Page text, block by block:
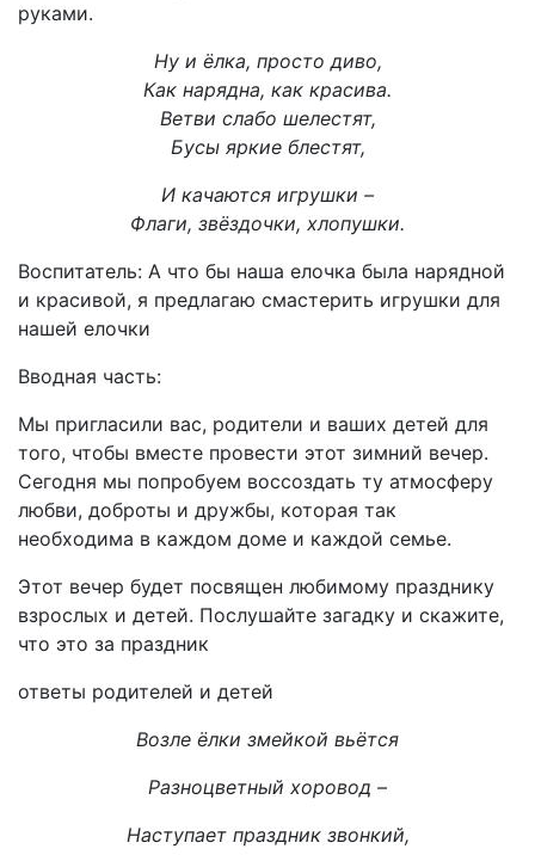
руками.
Ну и ёлка, просто диво,
Как нарядна, как красива.
Ветви слабо шелестят,
Бусы яркие блестят,
И качаются игрушки –
Флаги, звёздочки, хлопушки.
Воспитатель: А что бы наша елочка была нарядной
и красивой, я предлагаю смастерить игрушки для
нашей елочки
Вводная часть:
Мы пригласили вас, родители и ваших детей для
того, чтобы вместе провести этот зимний вечер.
Сегодня мы попробуем воссоздать ту атмосферу
любви, доброты и дружбы, которая так
необходима в каждом доме и каждой семье.
Этот вечер будет посвящен любимому празднику
взрослых и детей. Послушайте загадку и скажите,
что это за праздник
ответы родителей и детей
Возле ёлки змейкой вьётся
Разноцветный хоровод –
Наступает праздник звонкий,